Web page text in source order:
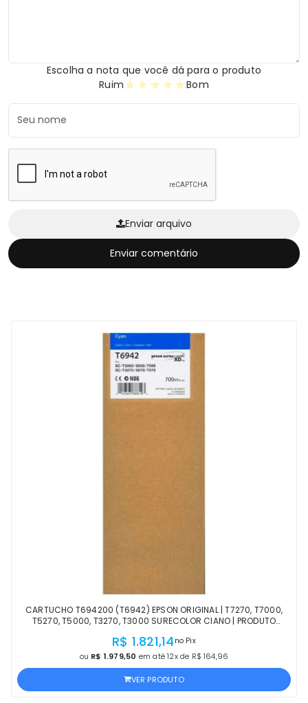
Escolha a nota que você dá para o produto
Ruim
★
★
★
★
★ Bom
Enviar arquivo
Enviar comentário
CARTUCHO T694200 (T6942) EPSON ORIGINAL | T7270, T7000,
T5270, T5000, T3270, T3000 SURECOLOR CIANO | PRODUTO
R$ 1.821,14 no Pix
ou R$ 1.979,50 em até 12x de R$ 164,96
VER PRODUTO